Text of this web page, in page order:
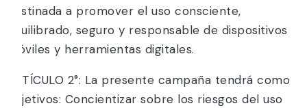
destinada a promover el uso consciente,
equilibrado, seguro y responsable de dispositivos
móviles y herramientas digitales.
ARTÍCULO 2°: La presente campaña tendrá como
objetivos: Concientizar sobre los riesgos del uso